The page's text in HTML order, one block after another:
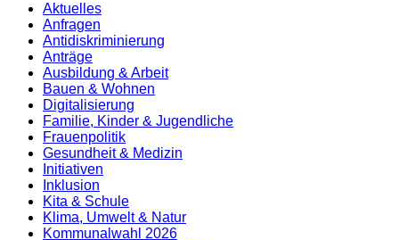
Aktuelles
Anfragen
Antidiskrimi­nierung
Anträge
Ausbildung & Arbeit
Bauen & Wohnen
Digitalisierung
Familie, Kinder & Jugendliche
Frauenpolitik
Gesundheit & Medizin
Initiativen
Inklusion
Kita & Schule
Klima, Umwelt & Natur
Kommunalwahl 2026